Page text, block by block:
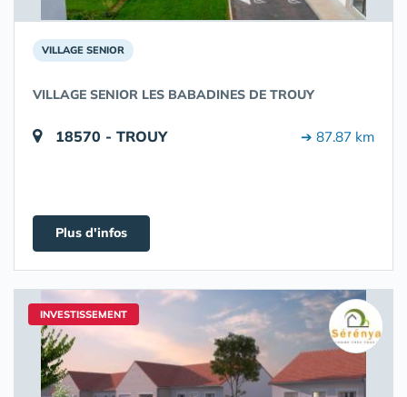
VILLAGE SENIOR
VILLAGE SENIOR LES BABADINES DE TROUY
18570 - TROUY ➔ 87.87 km
Plus d'infos
INVESTISSEMENT